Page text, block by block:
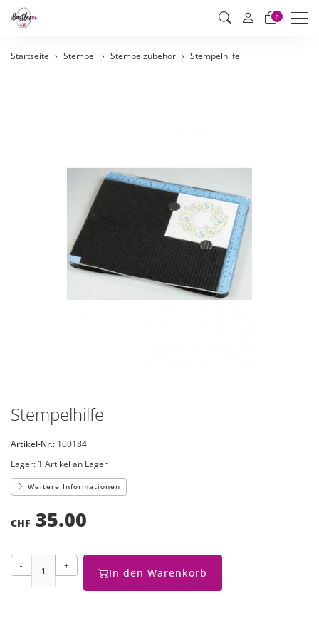
0
Startseite Stempel Stempelzubehör Stempelhilfe
Stempelhilfe
Artikel-Nr.: 100184
Lager: 1 Artikel an Lager
Weitere Informationen
CHF 35.00
- +
In den Warenkorb